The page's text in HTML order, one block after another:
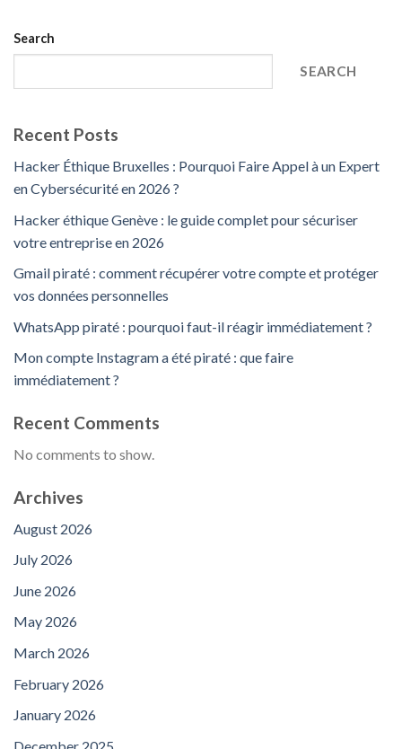
Search
SEARCH
Recent Posts
Hacker Éthique Bruxelles : Pourquoi Faire Appel à un Expert
en Cybersécurité en 2026 ?
Hacker éthique Genève : le guide complet pour sécuriser
votre entreprise en 2026
Gmail piraté : comment récupérer votre compte et protéger
vos données personnelles
WhatsApp piraté : pourquoi faut-il réagir immédiatement ?
Mon compte Instagram a été piraté : que faire
immédiatement ?
Recent Comments
No comments to show.
Archives
August 2026
July 2026
June 2026
May 2026
March 2026
February 2026
January 2026